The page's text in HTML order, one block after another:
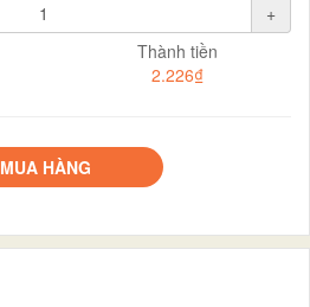
+
Thành tiền
2.226₫
MUA HÀNG